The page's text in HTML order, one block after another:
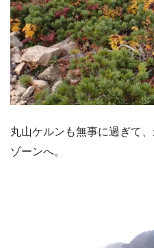
丸山ケルンも無事に過ぎて
ゾーンへ。